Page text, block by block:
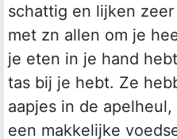
schattig en lijken
met zn allen om je
je eten in je hand
tas bij je hebt. Ze
aapjes in de
een makkelijke